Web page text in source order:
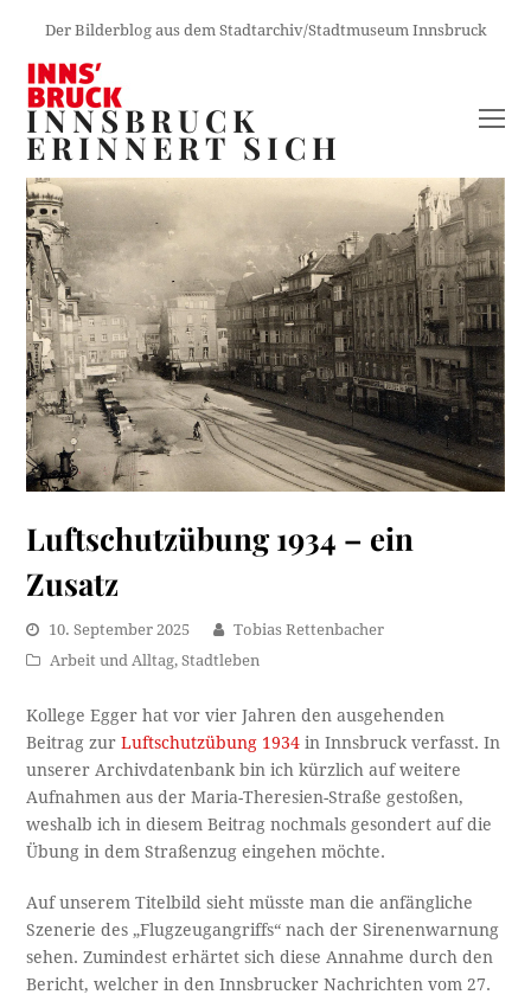
Der Bilderblog aus dem Stadtarchiv/Stadtmuseum Innsbruck
INNSBRUCK
ERINNERT SICH
Luftschutzübung 1934 – ein
Zusatz
10. September 2025
Tobias Rettenbacher
Arbeit und Alltag,Stadtleben
Kollege Egger hat vor vier Jahren den ausgehenden
Beitrag zurLuftschutzübung 1934 in Innsbruck verfasst. In
unserer Archivdatenbank bin ich kürzlich auf weitere
Aufnahmen aus der Maria-Theresien-Straße gestoßen,
weshalb ich in diesem Beitrag nochmals gesondert auf die
Übung in dem Straßenzug eingehen möchte.
Auf unserem Titelbild sieht müsste man die anfängliche
Szenerie des „Flugzeugangriffs“ nach der Sirenenwarnung
sehen. Zumindest erhärtet sich diese Annahme durch den
Bericht, welcher in den Innsbrucker Nachrichten vom 27.